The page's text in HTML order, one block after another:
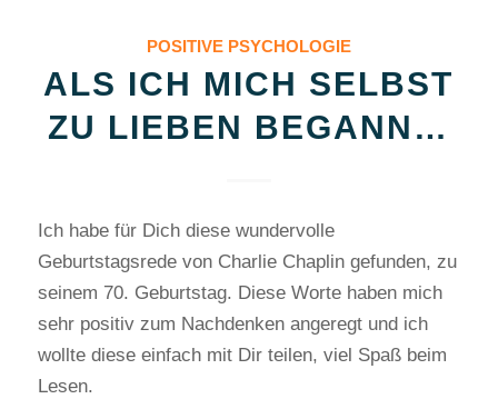
POSITIVE PSYCHOLOGIE
ALS ICH MICH SELBST
ZU LIEBEN BEGANN…
Ich habe für Dich diese wundervolle
Geburtstagsrede von Charlie Chaplin gefunden, zu
seinem 70. Geburtstag. Diese Worte haben mich
sehr positiv zum Nachdenken angeregt und ich
wollte diese einfach mit Dir teilen, viel Spaß beim
Lesen.